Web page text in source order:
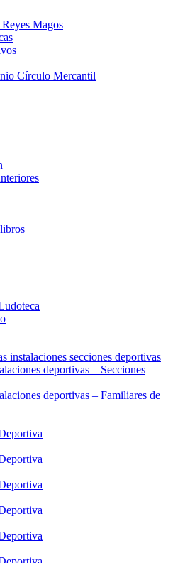
Magos
Círculo Mercantil
instalaciones secciones deportivas
deportivas – Secciones
deportivas – Familiares de